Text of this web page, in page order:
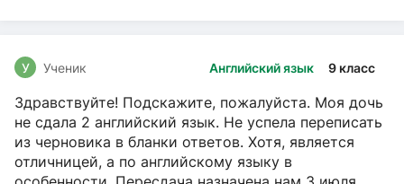
Английский язык 9 класс
У Ученик
Здравствуйте! Подскажите, пожалуйста. Моя дочь
не сдала 2 английский язык. Не успела переписать
из черновика в бланки ответов. Хотя, является
отличницей, а по английскому языку в